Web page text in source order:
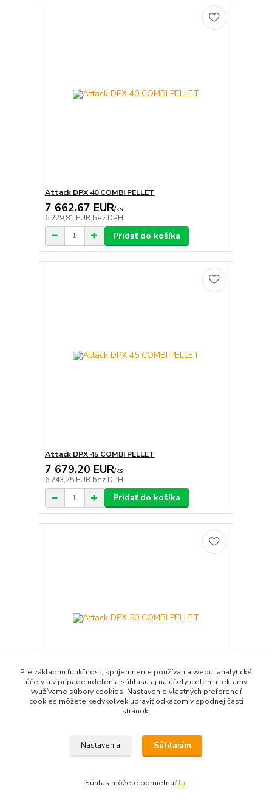
Attack DPX 40 COMBI PELLET
7 662,67 EUR/ks
6 229,81 EUR bez DPH
Pridať do košíka
Attack DPX 45 COMBI PELLET
7 679,20 EUR/ks
6 243,25 EUR bez DPH
Pridať do košíka
Attack DPX 50 COMBI PELLET
6 253,75 EURbez DPH
Pridať do košíka
Pre základnú funkčnosť, spríjemnenie používania webu, analytické
účely a v prípade udelenia súhlasu aj na účely cielenia reklamy
využívame súbory cookies. Nastavenie vlastných preferencií
cookies môžete kedykoľvek upraviť odkazom v spodnej časti
stránok.
Nastavenia Súhlasím
Súhlas môžete odmietnuťtu.